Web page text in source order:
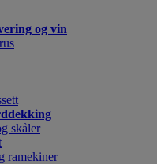
og vin
skåler
ramekiner